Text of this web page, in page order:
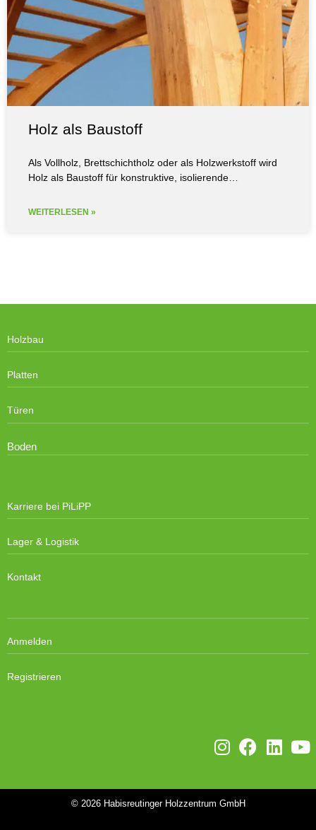
Holz als Baustoff
Als Vollholz, Brettschichtholz oder als Holzwerkstoff wird
Holz als Baustoff für konstruktive, isolierende…
WEITERLESEN »
Holzbau
Platten
Türen
Boden
Karriere bei PiLiPP
Lager & Logistik
Kontakt
Anmelden
Registrieren
© 2026 Habisreutinger Holzzentrum GmbH